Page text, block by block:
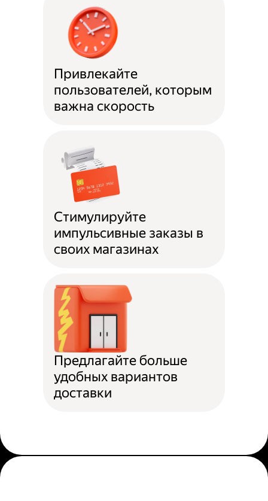
Привлекайте
пользователей, которым
важна скорость
Стимулируйте
импульсивные заказы в
своих магазинах
Предлагайте больше
удобных вариантов
доставки